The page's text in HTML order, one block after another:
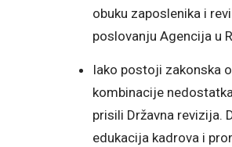
obuku zaposlenika i
poslovanju Agencija u
Iako postoji zakonska
kombinacije
prisili Državna revizija.
edukacija kadrova i